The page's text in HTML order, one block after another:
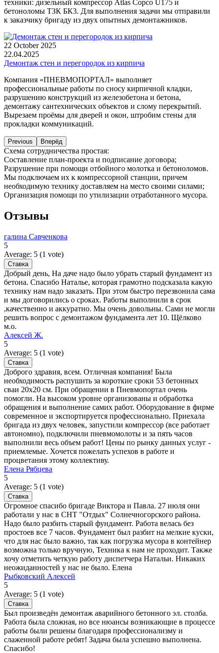
техники: дизельный компрессор Atlas Copco U175 и
бетоноломы ТЗК БК3. Для выполнения задачи мы отправили
к заказчику бригаду из двух опытных демонтажников.
22 October 2025
22.04.2025
Демонтаж стен и перегородок из кирпича
Компания «ПНЕВМОПОРТАЛ» выполняет
профессиональные работы по сносу кирпичной кладки,
разрушению конструкций из железобетона и бетона,
демонтажу сантехнических объектов и слому перекрытий.
Вырезаем проёмы для дверей и окон, штробим стены для
прокладки коммуникаций.
Previous Вперёд
Схема сотрудничества простая:
Составление план-проекта и подписание договора;
Разрушение при помощи отбойного молотка и бетоноломов.
Мы подключаем их к компрессорной станции, причем
необходимую технику доставляем на место своими силами;
Организация помощи по утилизации отработанного мусора.
Отзывы
галина Савченкова
5
Average: 5 (1 vote)
Добрый день, На даче надо было убрать старый фундамент из
бетона. Спасибо Наталье, которая грамотно подсказала какую
технику нам надо заказать. При этом быстро перезвонила сама
и мы договорились о сроках. Работы выполнили в срок
,качественно и аккуратно. Мы очень довольны. Сами не могли
решить вопрос с демонтажом фундамента лет 10. Щёлково
м.о.
Алексей Ж.
5
Average: 5 (1 vote)
Доброго здравия, всем. Отличная компания! Была
необходимость распушить за короткие сроки 53 бетонных
сваи 20х20 см. При обращении в Пневмопортал очень
помогли. На высоком уровне организованы и обработка
обращения и выполнение самих работ. Оборудование в фирме
современное и экспортируется профессионально. Приехала
бригада из двух человек, запустили компрессор (все работает
автономно), подключили пневмомолоты и за пять часов
выполнили весь объем работ! Цены по рынку данных услуг -
приемлемые. Хочется пожелать успехов в работе и
процветания этому коллективу.
Елена Рябцева
5
Average: 5 (1 vote)
Огромное спасибо бригаде Виктора и Павла. 27 июля они
работали у нас в СНТ "Отдых" Солнечногорского района.
Надо было разбить старый фундамент. Работа велась без
простоев все 7 часов. Фундамент был разбит на мелкие куски,
что для нас было важно, так как погрузка мусора в контейнер
возможна только вручную, Техника к нам не проходит. Также
хочу отметить четкую работу диспетчера Натальи. Никаких
неожиданностей у нас не было. Елена
Рыбковский Алексей
5
Average: 5 (1 vote)
Был произведён демонтаж аварийного бетонного эл. столба.
Работа была сложная, но все нюансы возникающие в процессе
работы были решены благодаря профессионализму и
слаженной работе ребят! Задача была успешно выполнена.
Спасибо!